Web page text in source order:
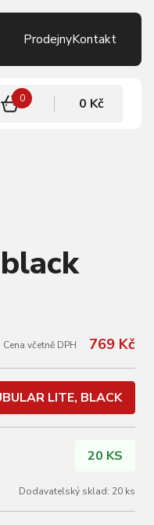
ProdejnyKontakt
0 0 Kč
Cena včetně DPH 769 Kč
LITE, BLACK
20 KS
Dodavatelský sklad: 20 ks